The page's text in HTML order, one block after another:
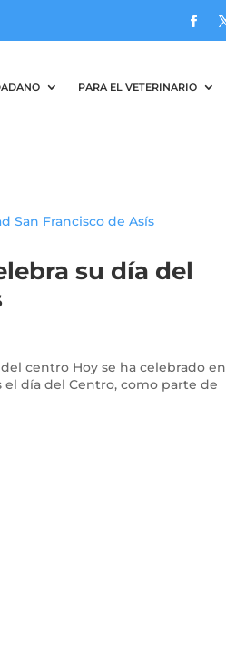
PARA EL VETERINARIO
su día del
centro Hoy se ha celebrado en
el día del Centro, como parte de